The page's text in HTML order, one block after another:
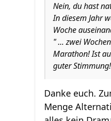
Nein, du hast
In diesem Jahr
Woche
" ... zwei
Marathon! Ist
guter
Danke euch.
Menge